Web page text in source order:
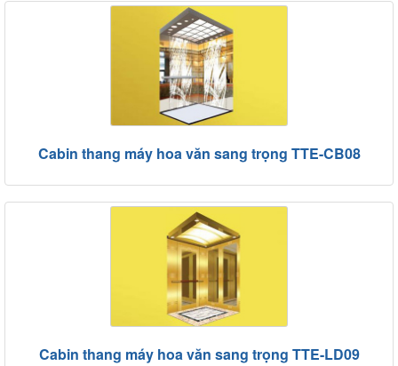
Cabin thang máy hoa văn sang trọng TTE-CB08
Cabin thang máy hoa văn sang trọng TTE-LD09